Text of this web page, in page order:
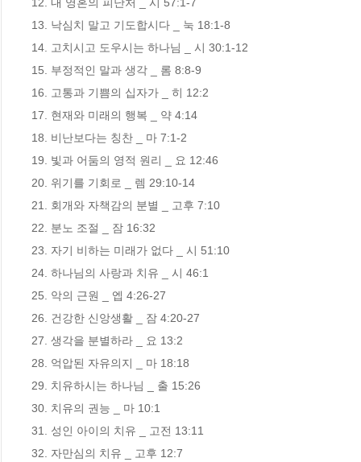
13. 낙심치 말고 기도합시다 _ 눅 18:1-8
14. 고치시고 도우시는 하나님 _ 시 30:1-12
15. 부정적인 말과 생각 _ 롬 8:8-9
16. 고통과 기쁨의 십자가 _ 히 12:2
17. 현재와 미래의 행복 _ 약 4:14
18. 비난보다는 칭찬 _ 마 7:1-2
19. 빛과 어둠의 영적 원리 _ 요 12:46
20. 위기를 기회로 _ 렘 29:10-14
21. 회개와 자책감의 분별 _ 고후 7:10
22. 분노 조절 _ 잠 16:32
23. 자기 비하는 미래가 없다 _ 시 51:10
24. 하나님의 사랑과 치유 _ 시 46:1
25. 악의 근원 _ 엡 4:26-27
26. 건강한 신앙생활 _ 잠 4:20-27
27. 생각을 분별하라 _ 요 13:2
28. 억압된 자유의지 _ 마 18:18
29. 치유하시는 하나님 _ 출 15:26
30. 치유의 권능 _ 마 10:1
31. 성인 아이의 치유 _ 고전 13:11
32. 자만심의 치유 _ 고후 12:7